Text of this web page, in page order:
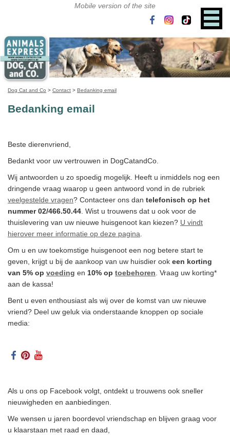
Dog Cat and Co > Contact > Bedanking email
Bedanking email
Beste dierenvriend,
Bedankt voor uw vertrouwen in DogCatandCo.
Wij antwoorden u zo spoedig mogelijk. Heeft u inmiddels nog een
dringende vraag waarop u geen antwoord vond in de rubriek
veelgestelde vragen? Contacteer ons dan telefonisch op het
nummer 02/466.50.44. Wist u trouwens dat u ook voor de
thuislevering van uw nieuwe huisgenoot kan kiezen? U vindt
hierover meer informatie op deze pagina.
Om u en uw toekomstige huisgenoot een nog betere start te
geven, krijgt u bij de aankoop van uw huisdier ook een korting
van 5% op voeding en 10% op toebehoren. Vraag uw korting*
aan de kassa!
Bent u even enthousiast als wij over de komst van uw nieuwe
vriend? Deel uw geluk via onderstaande knoppen op sociale
media:
Als u ons op Facebook volgt, ontdekt u trouwens ook sneller
nieuwigheden en aanbiedingen.
We wensen u jaren boordevol vriendschap en blijven graag voor
u klaarstaan met raad en daad,